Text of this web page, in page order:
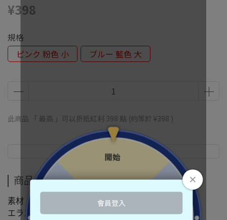
¥398
規格
ピンク 粉色 小
ブルー 藍色 大
此商品 「 最高 」可以折抵紅利 398 點 (約等於 ¥398 )
商品介紹
素材
エラストマー